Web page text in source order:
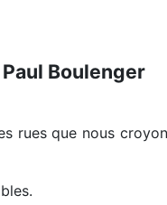
Boulenger
rues que nous